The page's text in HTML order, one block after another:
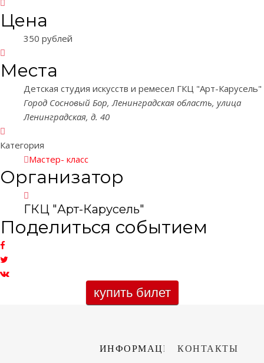
Цена
350 рублей
Места
Детская студия искусств и ремесел ГКЦ "Арт-Карусель"
Город Сосновый Бор, Ленинградская область, улица
Ленинградская, д. 40
Категория
Мастер- класс
Организатор
ГКЦ "Арт-Карусель"
Поделиться событием
купить билет
ИНФОРМАЦИЯКОНТАКТЫ